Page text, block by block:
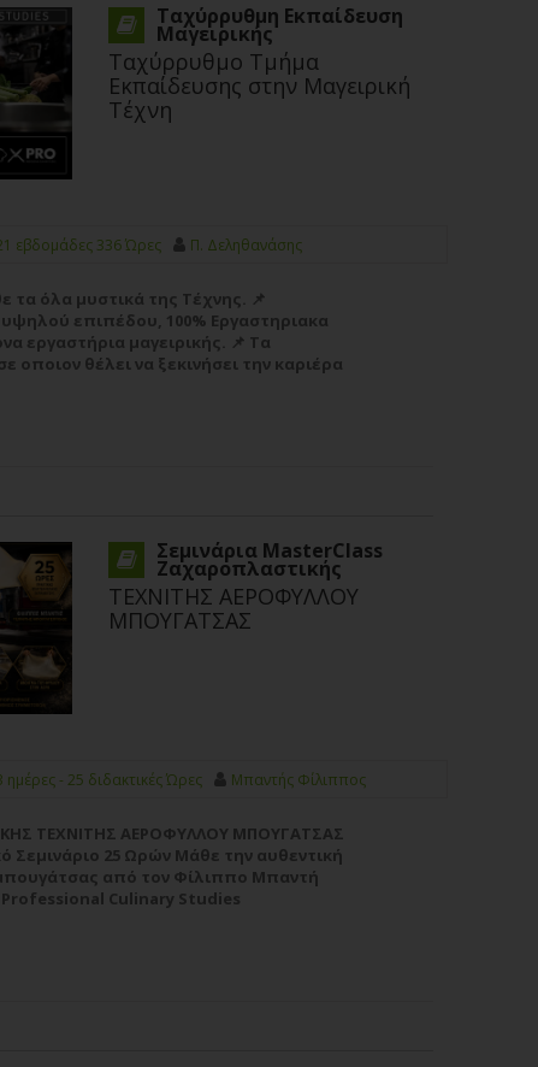
Ταχύρρυθμη Εκπαίδευση
Μαγειρικής
Ταχύρρυθμο Τμήμα
Εκπαίδευσης στην Μαγειρική
Τέχνη
εβδομάδες 336 Ώρες Π. Δεληθανάσης
τα όλα μυστικά της Τέχνης. 📌
επιπέδου, 100% Εργαστηριακα
εργαστήρια μαγειρικής. 📌 Τα
οποιον θέλει να ξεκινήσει την καριέρα
Σεμινάρια MasterClass
Ζαχαροπλαστικής
ΤΕΧΝΙΤΗΣ ΑΕΡΟΦΥΛΛΟΥ
ΜΠΟΥΓΑΤΣΑΣ
ημέρες - 25 διδακτικές Ώρες Μπαντής Φίλιππος
ΤΕΧΝΙΤΗΣ ΑΕΡΟΦΥΛΛΟΥ ΜΠΟΥΓΑΤΣΑΣ
Σεμινάριο 25 Ωρών Μάθε την αυθεντική
από τον Φίλιππο Μπαντή
Professional Culinary Studies